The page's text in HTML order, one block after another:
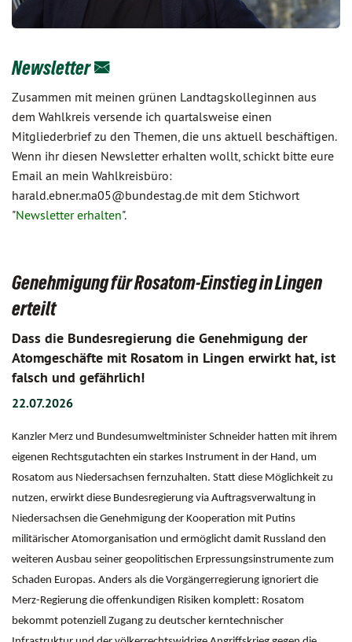
Newsletter
Zusammen mit meinen grünen Landtagskolleginnen aus
dem Wahlkreis versende ich quartalsweise einen
Mitgliederbrief zu den Themen, die uns aktuell beschäftigen.
Wenn ihr diesen Newsletter erhalten wollt, schickt bitte eure
Email an mein Wahlkreisbüro:
harald.ebner.ma05@bundestag.de mit dem Stichwort
"Newsletter erhalten".
Genehmigung für Rosatom-Einstieg in Lingen
erteilt
Dass die Bundesregierung die Genehmigung der
Atomgeschäfte mit Rosatom in Lingen erwirkt hat, ist
falsch und gefährlich!
22.07.2026
Kanzler Merz und Bundesumweltminister Schneider hatten mit ihrem
eigenen Rechtsgutachten ein starkes Instrument in der Hand, um
Rosatom aus Niedersachsen fernzuhalten. Statt diese Möglichkeit zu
nutzen, erwirkt diese Bundesregierung via Auftragsverwaltung in
Niedersachsen die Genehmigung der Kooperation mit Putins
militärischer Atomorganisation und ermöglicht damit Russland den
weiteren Ausbau seiner geopolitischen Erpressungsinstrumente zum
Schaden Europas. Anders als die Vorgängerregierung ignoriert die
Merz-Regierung die offenkundigen Risiken komplett: Rosatom
bekommt potenziell Zugang zu deutscher kerntechnischer